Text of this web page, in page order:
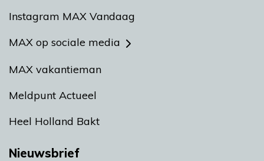
Instagram MAX Vandaag
MAX op sociale media
MAX vakantieman
Meldpunt Actueel
Heel Holland Bakt
Nieuwsbrief